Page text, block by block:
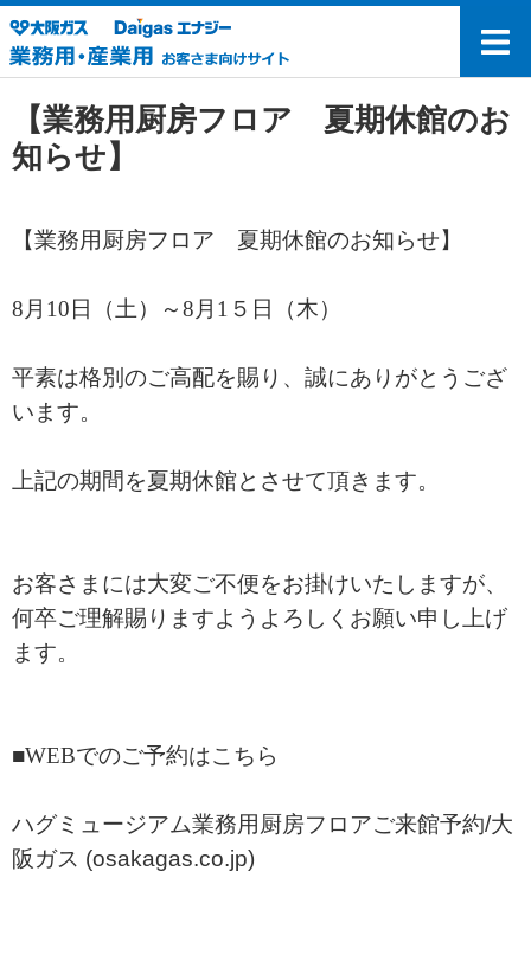
【業務用厨房フロア 夏期休館のお
知らせ】
【業務用厨房フロア 夏期休館のお知らせ】
8 月10日（土）～8月1５日（木）
平素は格別のご高配を賜り、誠にありがとうござ
います。
上記の期間を夏期休館とさせて頂きます。
お客さまには大変ご不便をお掛けいたしますが、
何卒ご理解賜りますようよろしくお願い申し上げ
ます。
■WEBでのご予約はこちら
ハグミュージアム業務用厨房フロアご来館予約/大
阪ガス (osakagas.co.jp)